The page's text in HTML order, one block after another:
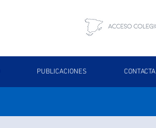
PUBLICACIONES CONTACTA